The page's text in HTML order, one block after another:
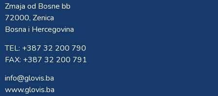
Zmaja od Bosne bb
72000, Zenica
Bosna i Hercegovina
TEL: +387 32 200 790
FAX: +387 32 200 791
info@glovis.ba
www.glovis.ba